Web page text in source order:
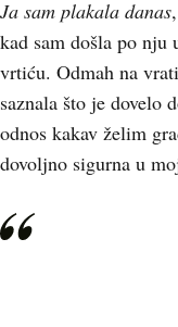
Ja sam plakala danas
kad sam došla po
vrtiću. Odmah na
saznala što je dovelo
odnos kakav želim
dovoljno sigurna u